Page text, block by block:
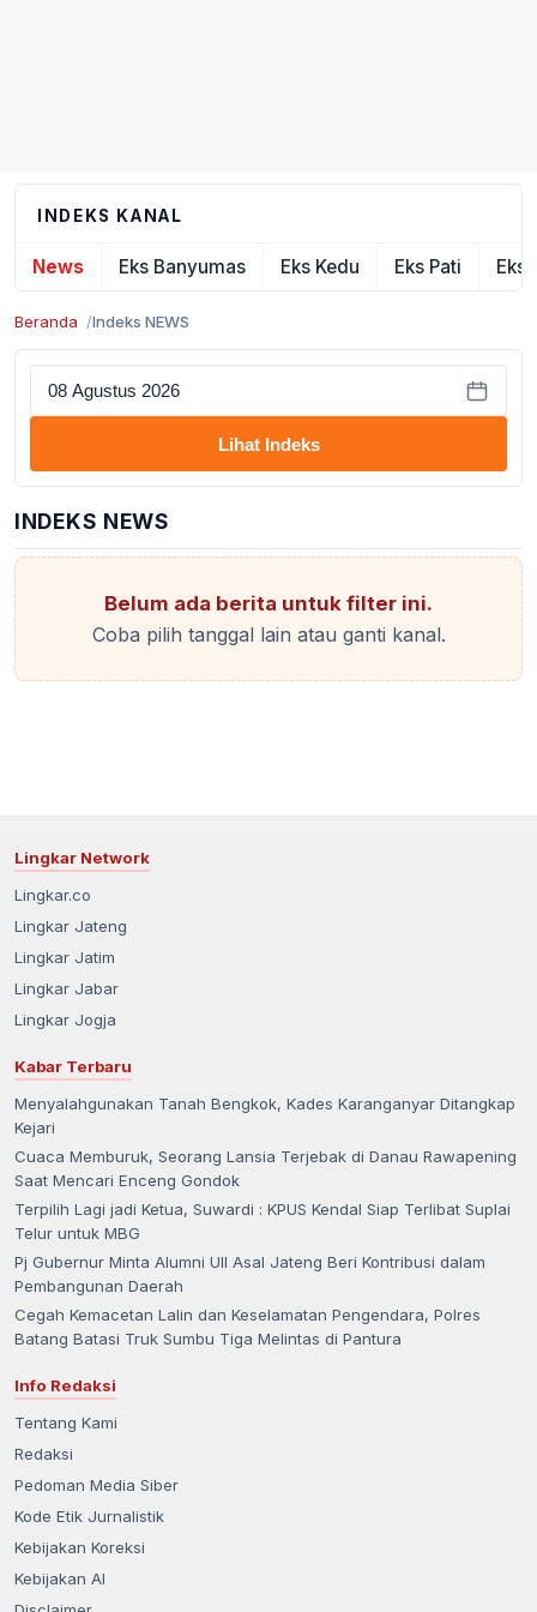
INDEKS KANAL
News Eks Banyumas Eks Kedu Eks Pati Eks
Beranda Indeks NEWS
Lihat Indeks
INDEKS NEWS
Belum ada berita untuk filter ini.
Coba pilih tanggal lain atau ganti kanal.
Lingkar Network
Lingkar.co
Lingkar Jateng
Lingkar Jatim
Lingkar Jabar
Lingkar Jogja
Kabar Terbaru
Menyalahgunakan Tanah Bengkok, Kades Karanganyar Ditangkap
Kejari
Cuaca Memburuk, Seorang Lansia Terjebak di Danau Rawapening
Saat Mencari Enceng Gondok
Terpilih Lagi jadi Ketua, Suwardi : KPUS Kendal Siap Terlibat Suplai
Telur untuk MBG
Pj Gubernur Minta Alumni UII Asal Jateng Beri Kontribusi dalam
Pembangunan Daerah
Cegah Kemacetan Lalin dan Keselamatan Pengendara, Polres
Batang Batasi Truk Sumbu Tiga Melintas di Pantura
Info Redaksi
Tentang Kami
Redaksi
Pedoman Media Siber
Kode Etik Jurnalistik
Kebijakan Koreksi
Kebijakan AI